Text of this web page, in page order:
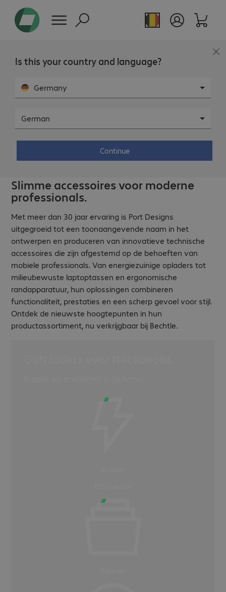
Is this your country and language?
Germany
German
Continue
Slimme accessoires voor moderne
professionals.
Met meer dan 30 jaar ervaring is Port Designs
uitgegroeid tot een toonaangevende naam in het
ontwerpen en produceren van innovatieve technische
accessoires die zijn afgestemd op de behoeften van
mobiele professionals. Van energiezuinige opladers tot
milieubewuste laptoptassen en ergonomische
randapparatuur, hun oplossingen combineren
functionaliteit, prestaties en een scherp gevoel voor stijl.
Ontdek de nieuwste hoogtepunten in hun
productassortiment, nu verkrijgbaar bij Bechtle.